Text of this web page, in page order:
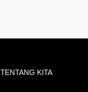
TENTANG KITA